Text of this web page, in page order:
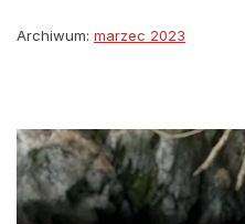
Archiwum: marzec 2023